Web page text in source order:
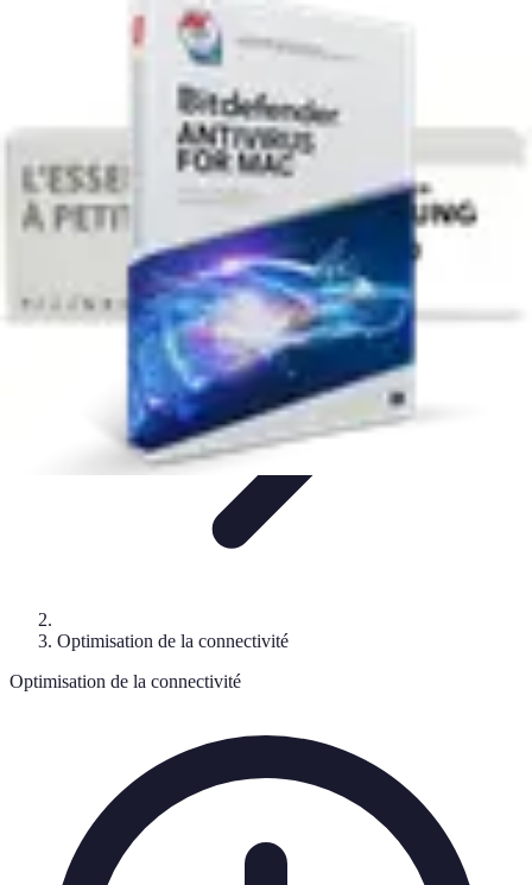
Connectivité Pro
Pratiques et conseils
Stratégies de Connectivité
Optimisation de la ConnectivitéOptimisation de la
Connectivité Pro
Optimisation de la connectivité
Optimisation de la connectivité